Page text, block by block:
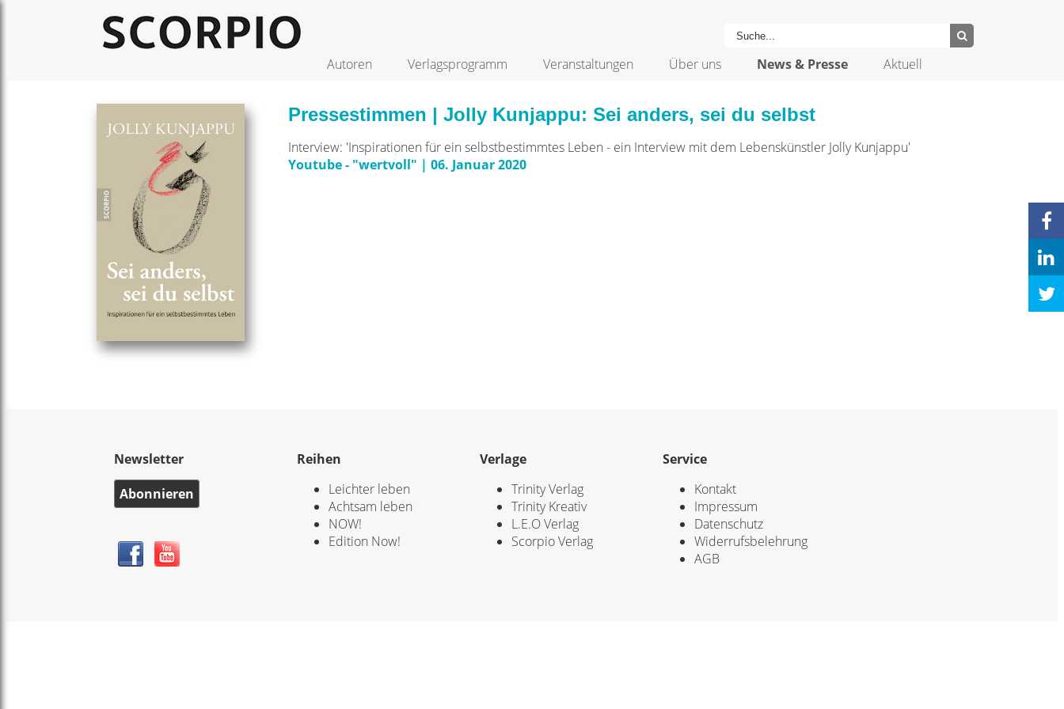
Autoren Verlagsprogramm Veranstaltungen Über uns News & Presse Aktuell
Pressestimmen | Jolly Kunjappu: Sei anders, sei du selbst
Interview: 'Inspirationen für ein selbstbestimmtes Leben - ein Interview mit dem Lebenskünstler Jolly Kunjappu'
Youtube - "wertvoll" | 06. Januar 2020
Newsletter
Abonnieren
Reihen
Leichter leben
Achtsam leben
NOW!
Edition Now!
Verlage
Trinity Verlag
Trinity Kreativ
L.E.O Verlag
Scorpio Verlag
Service
Kontakt
Impressum
Datenschutz
Widerrufsbelehrung
AGB